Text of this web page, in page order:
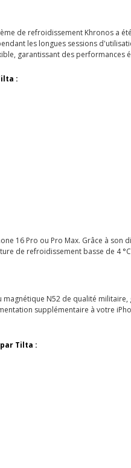
de refroidissement Khronos a
les longues sessions
garantissant des performances
:
16 Pro ou Pro Max. Grâce à son
de refroidissement basse de 4
N52 de qualité
supplémentaire à votre
Tilta :